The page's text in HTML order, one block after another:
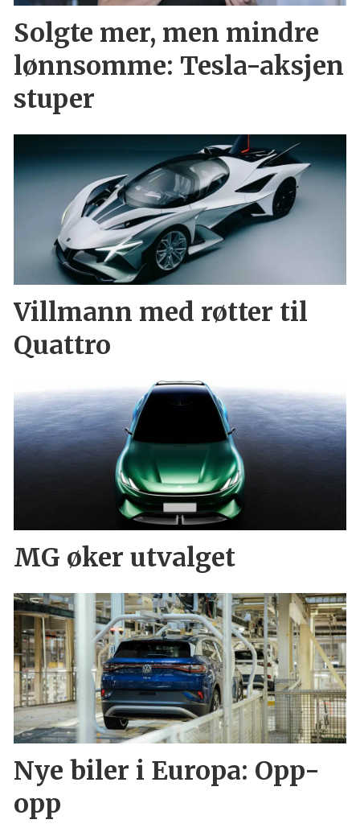
Solgte mer, men mindre
lønnsomme: Tesla-aksjen
stuper
Villmann med røtter til
Quattro
MG øker utvalget
Nye biler i Europa: Opp-
opp